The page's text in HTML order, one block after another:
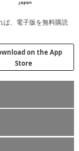
ば、電子版を無料購読